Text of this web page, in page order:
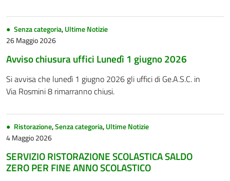
Senza categoria,Ultime Notizie
26 Maggio 2026
Avviso chiusura uffici Lunedì 1 giugno 2026
Si avvisa che lunedì 1 giugno 2026 gli uffici di Ge.A.S.C. in
Via Rosmini 8 rimarranno chiusi.
Ristorazione,Senza categoria,Ultime Notizie
4 Maggio 2026
SERVIZIO RISTORAZIONE SCOLASTICA SALDO
ZERO PER FINE ANNO SCOLASTICO